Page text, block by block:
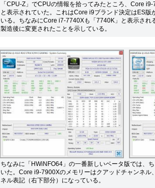
「CPU-Z」でCPUの情報を拾ってみたところ、Core
と表示されていた。これはCore i9ブランド決定はES版
いる。ちなみにCore i7-7740Xも「7740K」と表示され
製造後に変更されたことを示している。
ちなみに「HWiNFO64」の一番新しいベータ版では、
いた。Core i9-7900Xのメモリーはクアッドチャンネル
ネル表記（右下部分）になっている。